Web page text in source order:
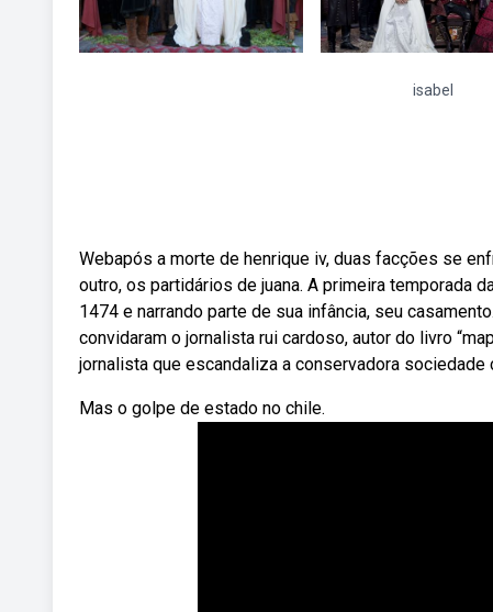
isabel
Webapós a morte de henrique iv, duas facções se
outro, os partidários de juana. A primeira temporada
1474 e narrando parte de sua infância, seu
convidaram o jornalista rui cardoso, autor do livro
jornalista que escandaliza a conservadora
Mas o golpe de estado no chile.